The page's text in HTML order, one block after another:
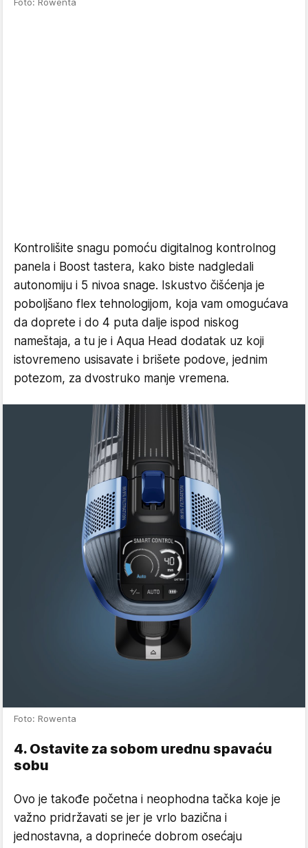
Kontrolišite snagu pomoću digitalnog kontrolnog
panela i Boost tastera, kako biste nadgledali
autonomiju i 5 nivoa snage. Iskustvo čišćenja je
poboljšano flex tehnologijom, koja vam omogućava
da doprete i do 4 puta dalje ispod niskog
nameštaja, a tu je i Aqua Head dodatak uz koji
istovremeno usisavate i brišete podove, jednim
potezom, za dvostruko manje vremena.
Foto: Rowenta
4. Ostavite za sobom urednu spavaću
sobu
Ovo je takođe početna i neophodna tačka koje je
važno pridržavati se jer je vrlo bazična i
jednostavna, a doprineće dobrom osećaju